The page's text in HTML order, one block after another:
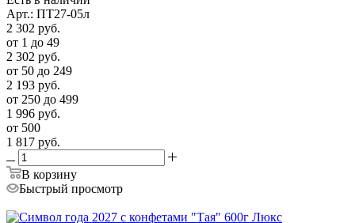
Арт.: ПТ27-05л
2 302 руб.
от 1 до 49
2 302 руб.
от 50 до 249
2 193 руб.
от 250 до 499
1 996 руб.
от 500
1 817 руб.
В корзину
Быстрый просмотр